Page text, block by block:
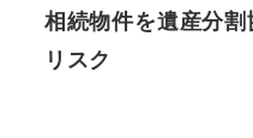
相続物件を遺産分
リスク